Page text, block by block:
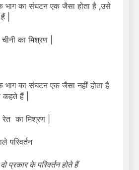
भाग का संघटन एक जैसा होता है ,उसे
|
का मिश्रण |
भाग का संघटन एक जैसा नहीं होता है
कहते हैं |
का मिश्रण |
परिवर्तन
प्रकार के परिवर्तन होते हैं